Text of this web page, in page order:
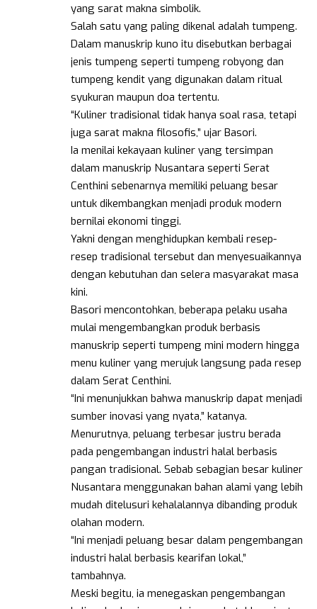
yang sarat makna simbolik.
Salah satu yang paling dikenal adalah tumpeng.
Dalam manuskrip kuno itu disebutkan berbagai
jenis tumpeng seperti tumpeng robyong dan
tumpeng kendit yang digunakan dalam ritual
syukuran maupun doa tertentu.
“Kuliner tradisional tidak hanya soal rasa, tetapi
juga sarat makna filosofis,” ujar Basori.
Ia menilai kekayaan kuliner yang tersimpan
dalam manuskrip Nusantara seperti Serat
Centhini sebenarnya memiliki peluang besar
untuk dikembangkan menjadi produk modern
bernilai ekonomi tinggi.
Yakni dengan menghidupkan kembali resep-
resep tradisional tersebut dan menyesuaikannya
dengan kebutuhan dan selera masyarakat masa
kini.
Basori mencontohkan, beberapa pelaku usaha
mulai mengembangkan produk berbasis
manuskrip seperti tumpeng mini modern hingga
menu kuliner yang merujuk langsung pada resep
dalam Serat Centhini.
“Ini menunjukkan bahwa manuskrip dapat menjadi
sumber inovasi yang nyata,” katanya.
Menurutnya, peluang terbesar justru berada
pada pengembangan industri halal berbasis
pangan tradisional. Sebab sebagian besar kuliner
Nusantara menggunakan bahan alami yang lebih
mudah ditelusuri kehalalannya dibanding produk
olahan modern.
“Ini menjadi peluang besar dalam pengembangan
industri halal berbasis kearifan lokal,”
tambahnya.
Meski begitu, ia menegaskan pengembangan